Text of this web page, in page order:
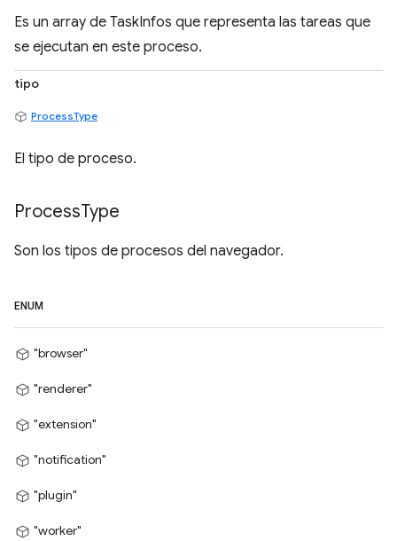
Es un array de TaskInfos que representa las tareas que
se ejecutan en este proceso.
tipo
ProcessType
El tipo de proceso.
ProcessType
Son los tipos de procesos del navegador.
ENUM
"browser"
"renderer"
"extension"
"notification"
"plugin"
"worker"